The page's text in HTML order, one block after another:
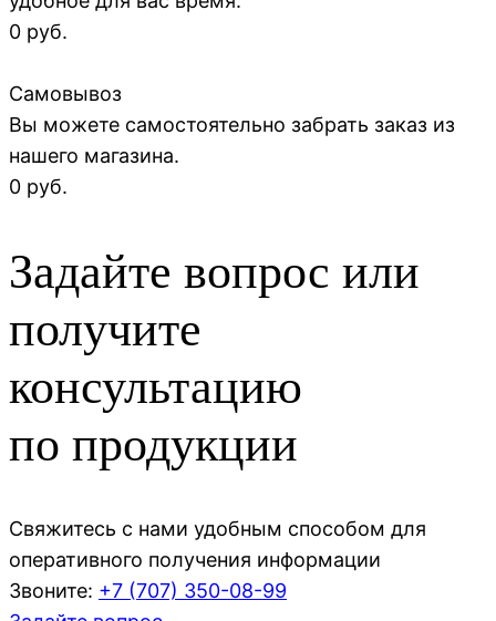
0 руб.
Самовывоз
Вы можете самостоятельно забрать заказ из
нашего магазина.
0 руб.
Задайте вопрос или
получите
консультацию
по продукции
Свяжитесь с нами удобным способом для
оперативного получения информации
Звоните: +7 (707) 350-08-99